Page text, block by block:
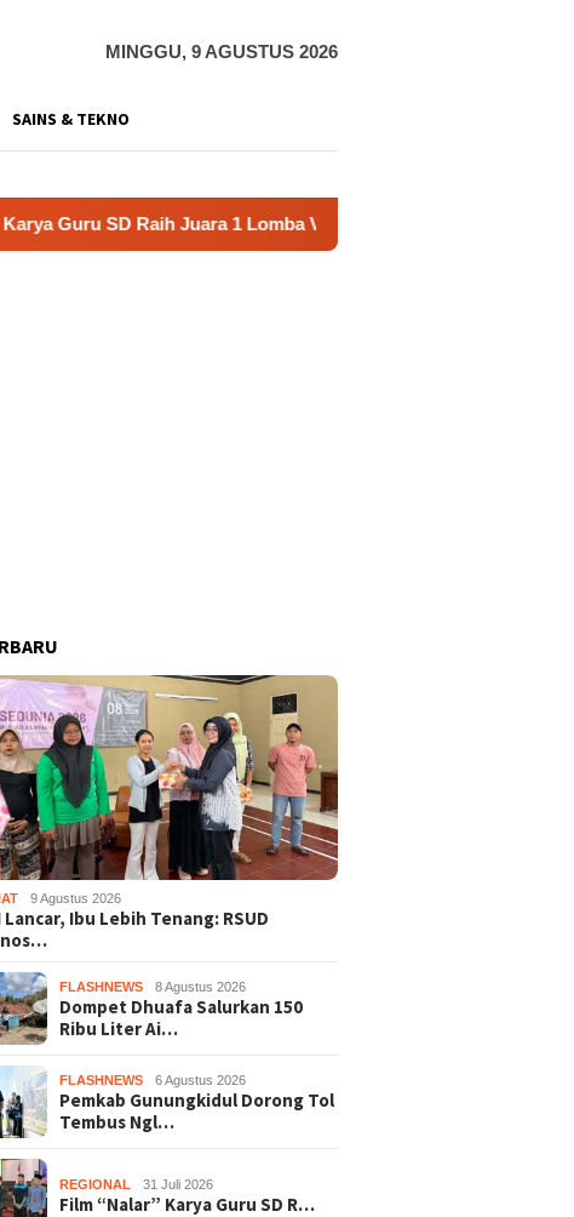
MINGGU, 9 AGUSTUS 2026
SAINS & TEKNO
Raih Juara 1 Lomba Video Literasi Gunungkidul 2026
9 Agustus 2026
Lancar, Ibu Lebih Tenang: RSUD
FLASHNEWS 8 Agustus 2026
Dompet Dhuafa Salurkan 150
Ribu Liter Ai…
FLASHNEWS 6 Agustus 2026
Pemkab Gunungkidul Dorong Tol
Tembus Ngl…
REGIONAL 31 Juli 2026
Film “Nalar” Karya Guru SD R…